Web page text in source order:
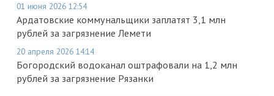
01 июня 2026 12:54
Ардатовские коммунальщики заплатят 3,1 млн
рублей за загрязнение Лемети
20 апреля 2026 14:14
Богородский водоканал оштрафовали на 1,2 млн
рублей за загрязнение Рязанки